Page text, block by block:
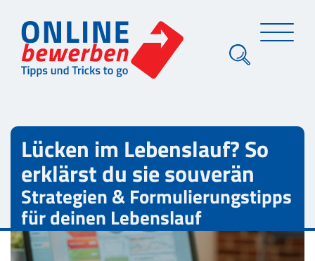
Lücken im Lebenslauf? So
erklärst du sie souverän
Strategien & Formulierungstipps
für deinen Lebenslauf